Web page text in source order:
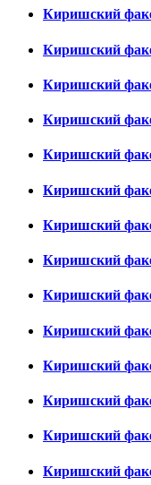
Киришский
Киришский
Киришский
Киришский
Киришский
Киришский
Киришский
Киришский
Киришский
Киришский
Киришский
Киришский
Киришский
Киришский